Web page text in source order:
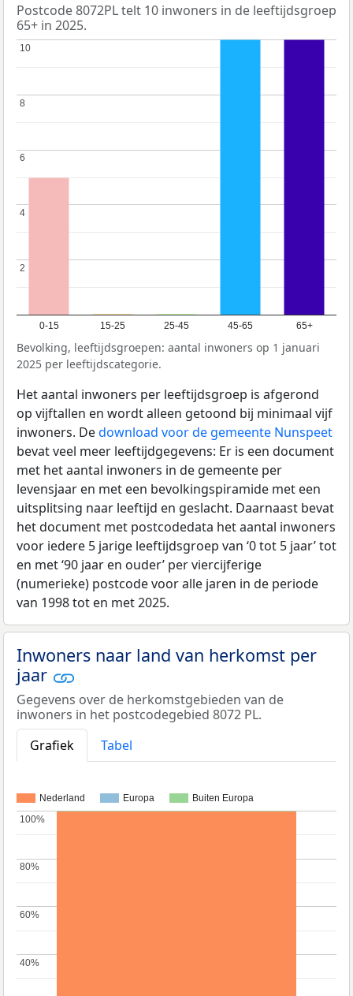
Postcode 8072PL telt 10 inwoners in de leeftijdsgroep
65+ in 2025.
0-15 15-25 25-45 45-65 65+
2
2
4
4
6
6
8
8
10
10
Bevolking, leeftijdsgroepen: aantal inwoners op 1 januari
2025 per leeftijdscategorie.
Het aantal inwoners per leeftijdsgroep is afgerond
op vijftallen en wordt alleen getoond bij minimaal vijf
inwoners. Dedownload voor de gemeente Nunspeet
bevat veel meer leeftijdgegevens: Er is een document
met het aantal inwoners in de gemeente per
levensjaar en met een bevolkingspiramide met een
uitsplitsing naar leeftijd en geslacht. Daarnaast bevat
het document met postcodedata het aantal inwoners
voor iedere 5 jarige leeftijdsgroep van ‘0 tot 5 jaar’ tot
en met ‘90 jaar en ouder’ per viercijferige
(numerieke) postcode voor alle jaren in de periode
van 1998 tot en met 2025.
Inwoners naar land van herkomst per
jaar
Gegevens over de herkomstgebieden van de
inwoners in het postcodegebied 8072 PL.
Grafiek
Tabel
Nederland Europa Buiten Europa
40%
40%
60%
60%
80%
80%
100%
100%